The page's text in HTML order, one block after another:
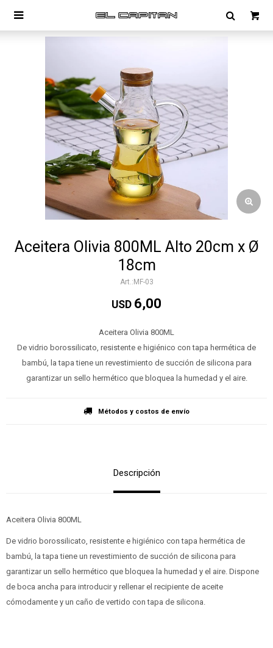

Aceitera Olivia 800ML Alto 20cm x Ø
18cm
MF-03
USD 6,00
Aceitera Olivia 800ML
De vidrio borossilicato, resistente e higiénico con tapa hermética de
bambú, la tapa tiene un revestimiento de succión de silicona para
garantizar un sello hermético que bloquea la humedad y el aire.
Métodos y costos de envío
Descripción
Aceitera Olivia 800ML
De vidrio borossilicato, resistente e higiénico con tapa hermética de
bambú, la tapa tiene un revestimiento de succión de silicona para
garantizar un sello hermético que bloquea la humedad y el aire. Dispone
de boca ancha para introducir y rellenar el recipiente de aceite
cómodamente y un caño de vertido con tapa de silicona.